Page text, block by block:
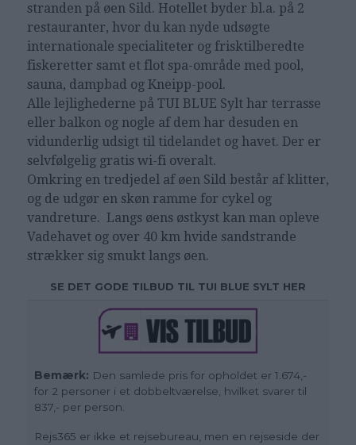
stranden på øen Sild. Hotellet byder bl.a. på 2
restauranter, hvor du kan nyde udsøgte
internationale specialiteter og frisktilberedte
fiskeretter samt et flot spa-område med pool,
sauna, dampbad og Kneipp-pool.
Alle lejlighederne på TUI BLUE Sylt har terrasse
eller balkon og nogle af dem har desuden en
vidunderlig udsigt til tidelandet og havet. Der er
selvfølgelig gratis wi-fi overalt.
Omkring en tredjedel af øen Sild består af klitter,
og de udgør en skøn ramme for cykel og
vandreture. Langs øens østkyst kan man opleve
Vadehavet og over 40 km hvide sandstrande
strækker sig smukt langs øen.
SE DET GODE TILBUD TIL TUI BLUE SYLT HER
Bemærk: Den samlede pris for opholdet er 1.674,-
for 2 personer i et dobbeltværelse, hvilket svarer til
837,- per person.
Rejs365 er ikke et rejsebureau, men en rejseside der